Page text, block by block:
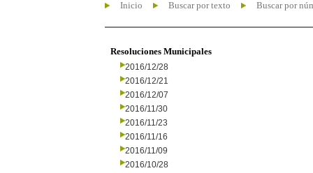
Inicio Buscar por texto Buscar por
Resoluciones Municipales
2016/12/28
2016/12/21
2016/12/07
2016/11/30
2016/11/23
2016/11/16
2016/11/09
2016/10/28